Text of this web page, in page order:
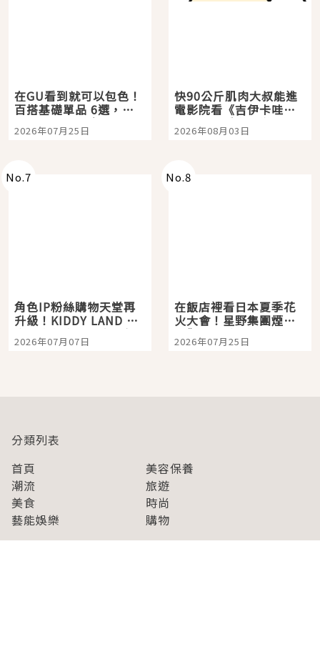
在GU看到就可以包色！
百搭基礎單品 6選，閉
眼全收也不心疼
2026年07月25日
快90公斤肌肉大叔能進
電影院看《吉伊卡哇》
嗎？日本重金屬樂團
「打首」會長與nagano
2026年08月03日
No.7
角色IP粉絲購物天堂再
升級！KIDDY LAND 原
宿店吉伊卡哇迎客，新
開幕 OMOKADO 店3分
2026年07月07日
No.8
在飯店裡看日本夏季花
火大會！星野集團煙火
景觀飯店6選，讓你不用
人擠人悠閒欣賞
2026年07月25日
分類列表
首頁
美容保養
潮流
旅遊
美食
時尚
藝能娛樂
購物